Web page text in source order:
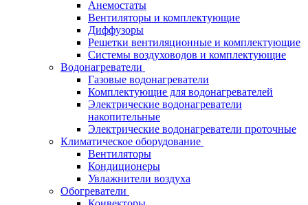
Анемостаты
Вентиляторы и комплектующие
Диффузоры
Решетки вентиляционные и комплектующие
Системы воздуховодов и комплектующие
Водонагреватели
Газовые водонагреватели
Комплектующие для водонагревателей
Электрические водонагреватели
накопительные
Электрические водонагреватели проточные
Климатическое оборудование
Вентиляторы
Кондиционеры
Увлажнители воздуха
Обогреватели